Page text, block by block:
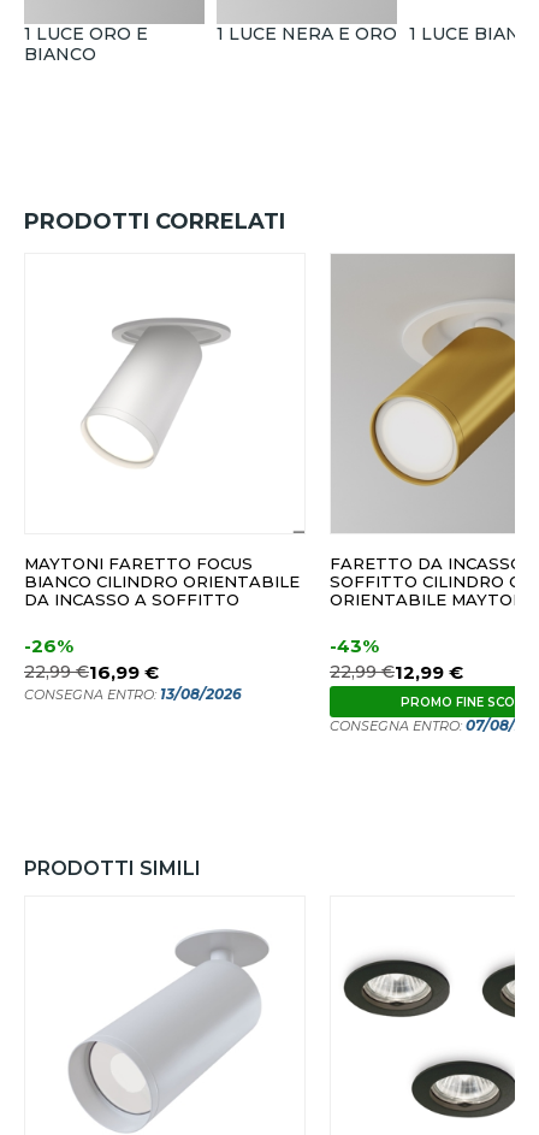
1 LUCE ORO E
BIANCO
1 LUCE NERA E ORO 1 LUCE
PRODOTTI CORRELATI
MAYTONI FARETTO FOCUS
BIANCO CILINDRO ORIENTABILE
DA INCASSO A SOFFITTO
-26%
22,99 €16,99 €
CONSEGNA ENTRO: 13/08/2026
FARETTO DA INCASSO A
SOFFITTO CILINDRO
ORIENTABILE MAYTONI
-43%
22,99 €12,99 €
PROMO FINE
CONSEGNA ENTRO: 07/08/
PRODOTTI SIMILI